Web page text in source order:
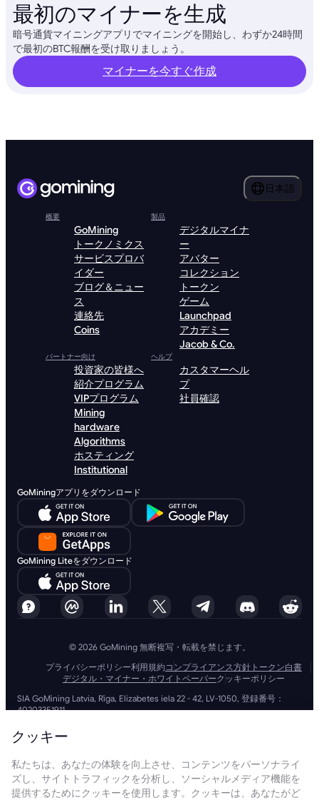
最初のマイナーを生成
暗号通貨マイニングアプリでマイニングを開始し、わずか24時間
で最初のBTC報酬を受け取りましょう。
マイナーを今すぐ作成
日本語
概要
GoMining
トークノミクス
サービスプロバ
イダー
ブログ＆ニュー
ス
連絡先
Coins
製品
デジタルマイナ
ー
アバター
コレクション
トークン
ゲーム
Launchpad
アカデミー
Jacob & Co.
パートナー向け
投資家の皆様へ
紹介プログラム
VIPプログラム
Mining
hardware
Algorithms
ホスティング
Institutional
ヘルプ
カスタマーヘル
プ
社員確認
GoMiningアプリをダウンロード
GoMining Liteをダウンロード
© 2026 GoMining 無断複写・転載を禁じます。
プライバシーポリシー利用規約 コンプライアンス方針 トークン白書
デジタル・マイナー・ホワイトペーパークッキーポリシー
SIA GoMining Latvia, Rīga, Elizabetes iela 22 - 42, LV-1050, 登録番号：
40203351911
Tortola, British Virgin Islands, BVI会社番号: 2110978
BMINE BVI LIMITED, Trinity Chambers, Road Town, Tortola, British Virgin
GoMining (British Virgin Islands) LimitedおよびSIA GoMining Latviaと
BMINE BVI LIMITEDは、すべての関連法令や規制を完全に遵守して運営し
ており、マネーロンダリング、テロ資金供与、拡散資金供与への対策に全
クッキー
私たちは、あなたの体験を向上させ、コンテンツをパーソナライ
ズし、サイトトラフィックを分析し、ソーシャルメディア機能を
提供するためにクッキーを使用します。クッキーは、あなたがど